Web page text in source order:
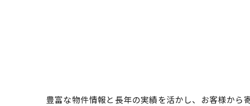
豊富な物件情報と長年の実績を活かし、お客様から